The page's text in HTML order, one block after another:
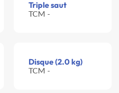
Triple saut
TCM -
Disque (2.0 kg)
TCM -